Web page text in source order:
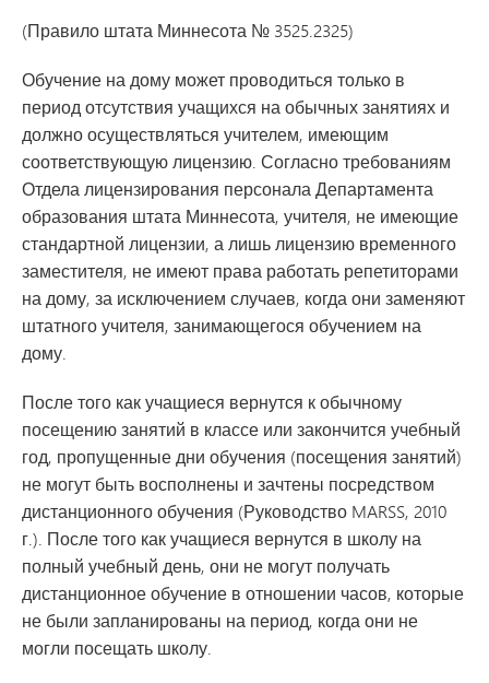
(Правило штата Миннесота № 3525.2325)
Обучение на дому может проводиться только в
период отсутствия учащихся на обычных занятиях и
должно осуществляться учителем, имеющим
соответствующую лицензию. Согласно требованиям
Отдела лицензирования персонала Департамента
образования штата Миннесота, учителя, не имеющие
стандартной лицензии, а лишь лицензию временного
заместителя, не имеют права работать репетиторами
на дому, за исключением случаев, когда они заменяют
штатного учителя, занимающегося обучением на
дому.
После того как учащиеся вернутся к обычному
посещению занятий в классе или закончится учебный
год, пропущенные дни обучения (посещения занятий)
не могут быть восполнены и зачтены посредством
дистанционного обучения (Руководство MARSS, 2010
г.). После того как учащиеся вернутся в школу на
полный учебный день, они не могут получать
дистанционное обучение в отношении часов, которые
не были запланированы на период, когда они не
могли посещать школу.